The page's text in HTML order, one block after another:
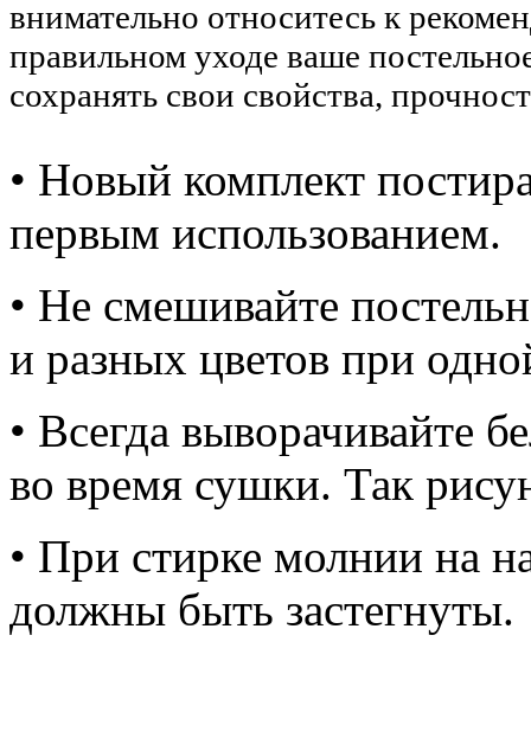
внимательно относитесь к
правильном уходе ваше
сохранять свои свойства,
• Новый комплект
первым использованием.
• Не смешивайте
и разных цветов при
• Всегда выворачивайте
во время сушки. Так
• При стирке молнии на
должны быть застегнуты.